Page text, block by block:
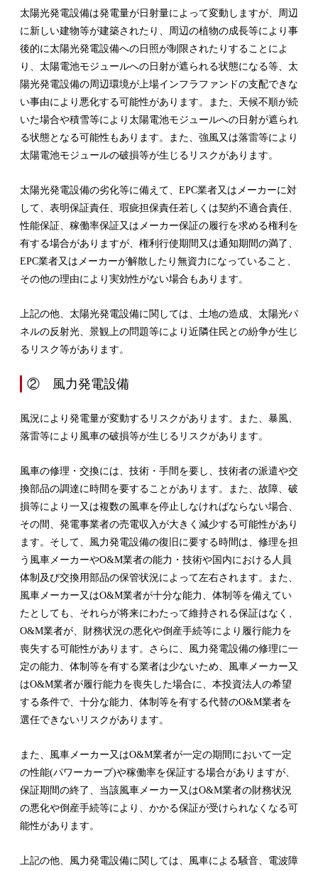
太陽光発電設備は発電量が日射量によって変動しますが、周辺
に新しい建物等が建築されたり、周辺の植物の成長等により事
後的に太陽光発電設備への日照が制限されたりすることによ
り、太陽電池モジュールへの日射が遮られる状態になる等、太
陽光発電設備の周辺環境が上場インフラファンドの支配できな
い事由により悪化する可能性があります。また、天候不順が続
いた場合や積雪等により太陽電池モジュールへの日射が遮られ
る状態となる可能性もあります。また、強風又は落雷等により
太陽電池モジュールの破損等が生じるリスクがあります。
太陽光発電設備の劣化等に備えて、EPC業者又はメーカーに対
して、表明保証責任、瑕疵担保責任若しくは契約不適合責任、
性能保証、稼働率保証又はメーカー保証の履行を求める権利を
有する場合がありますが、権利行使期間又は通知期間の満了、
EPC業者又はメーカーが解散したり無資力になっていること、
その他の理由により実効性がない場合もあります。
上記の他、太陽光発電設備に関しては、土地の造成、太陽光パ
ネルの反射光、景観上の問題等により近隣住民との紛争が生じ
るリスク等があります。
② 風力発電設備
風況により発電量が変動するリスクがあります。また、暴風、
落雷等により風車の破損等が生じるリスクがあります。
風車の修理・交換には、技術・手間を要し、技術者の派遣や交
換部品の調達に時間を要することがあります。また、故障、破
損等により一又は複数の風車を停止しなければならない場合、
その間、発電事業者の売電収入が大きく減少する可能性があり
ます。そして、風力発電設備の復旧に要する時間は、修理を担
う風車メーカーやO&M業者の能力・技術や国内における人員
体制及び交換用部品の保管状況によって左右されます。また、
風車メーカー又はO&M業者が十分な能力、体制等を備えてい
たとしても、それらが将来にわたって維持される保証はなく、
O&M業者が、財務状況の悪化や倒産手続等により履行能力を
喪失する可能性があります。さらに、風力発電設備の修理に一
定の能力、体制等を有する業者は少ないため、風車メーカー又
はO&M業者が履行能力を喪失した場合に、本投資法人の希望
する条件で、十分な能力、体制等を有する代替のO&M業者を
選任できないリスクがあります。
また、風車メーカー又はO&M業者が一定の期間において一定
の性能(パワーカーブ)や稼働率を保証する場合がありますが、
保証期間の終了、当該風車メーカー又はO&M業者の財務状況
の悪化や倒産手続等により、かかる保証が受けられなくなる可
能性があります。
上記の他、風力発電設備に関しては、風車による騒音、電波障